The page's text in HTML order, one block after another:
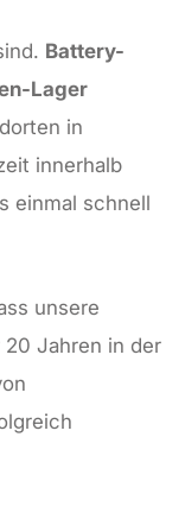
Battery-
Lager
in
innerhalb
einmal schnell
unsere
20 Jahren in der